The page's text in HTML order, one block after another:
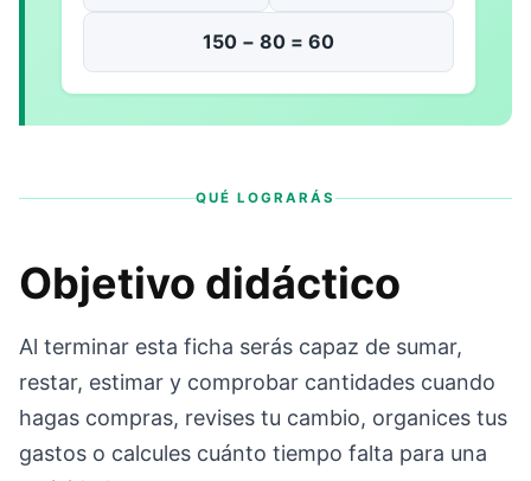
150 − 80 = 60
QUÉ LOGRARÁS
Objetivo didáctico
Al terminar esta ficha serás capaz de sumar,
restar, estimar y comprobar cantidades cuando
hagas compras, revises tu cambio, organices tus
gastos o calcules cuánto tiempo falta para una